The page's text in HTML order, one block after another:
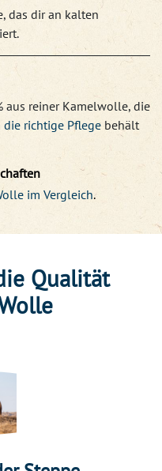
das dir an kalten
aus reiner Kamelwolle, die
die richtige Pflege behält
im Vergleich.
Qualität